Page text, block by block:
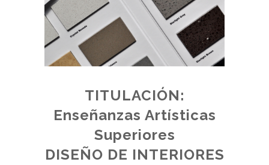
TITULACIÓN:
Enseñanzas Artísticas
Superiores
DISEÑO DE INTERIORES